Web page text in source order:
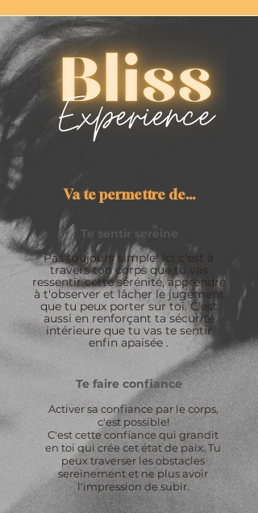
Va te permettre de...
Te sentir sereine
Pas toujours simple! Ici c'est à
travers ton corps que tu vas
ressentir cette sérénité, apprendre
à t'observer et lâcher le jugement
que tu peux porter sur toi.C'est
aussi en renforçant ta sécurité
intérieure que tu vas te sentir
enfin apaisée .
Te faire confiance
Activer sa confiance par le corps,
c'est possible!
C'est cette confiance qui grandit
en toi qui crée cet état de paix. Tu
peux traverser les obstacles
sereinement et ne plus avoir
l'impression de subir.